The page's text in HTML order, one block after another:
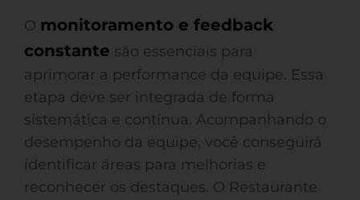
O monitoramento e feedback
constante são essenciais para
aprimorar a performance da equipe. Essa
etapa deve ser integrada de forma
sistemática e contínua. Acompanhando o
desempenho da equipe, você conseguirá
identificar áreas para melhorias e
reconhecer os destaques. O Restaurante